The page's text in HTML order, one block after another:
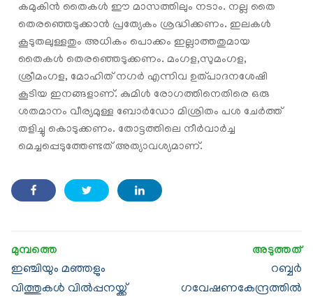
കമുകിൻ തൈകൾ ഈ മാസത്തിലും നടാം. നല്ല തൈ
തെരഞ്ഞെടുക്കാൻ പ്രത്യേകം ശ്രദ്ധിക്കണം. ഇലകൾ
കൂടുതലുള്ളതും അധികം പൊക്കം ഇല്ലാത്തതുമായ
തൈകൾ തെരഞ്ഞെടുക്കണം. മംഗള,സുമംഗള,
ശ്രീമംഗള, മോഹിത് നഗർ എന്നിവ ഉത്പാദനശേഷി
കൂടിയ ഇനങ്ങളാണ്. കുമിൾ രോഗത്തിനെതിരെ ഒരു
ശതമാനം വീര്യമുള്ള ബോർഡോ മിശ്രിതം പശ ചേർത്ത്
തളിച്ചു കൊടുക്കണം. തോട്ടത്തിലെ നീർവാർച്ച
മെച്ചപ്പെടുത്തേണ്ടത് അത്യാവശ്യമാണ്.
ഇഞ്ചിയും മഞ്ഞളും
വിത്തുകൾ വിൽപ്പനയ്ക്ക്
റബ്ബർ
ഗവേഷണകേന്ദ്രത്തിൽ